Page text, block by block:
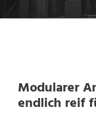
Modularer
endlich reif